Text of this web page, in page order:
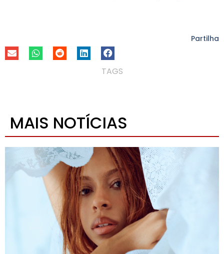
Partilha
TAGS
MAIS NOTÍCIAS